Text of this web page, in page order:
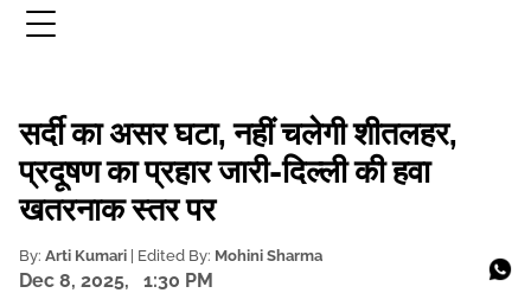
सर्दी का असर घटा, नहीं चलेगी शीतलहर,
प्रदूषण का प्रहार जारी-दिल्ली की हवा
खतरनाक स्तर पर
By: Arti Kumari | Edited By: Mohini Sharma
Dec 8, 2025, 1:30 PM